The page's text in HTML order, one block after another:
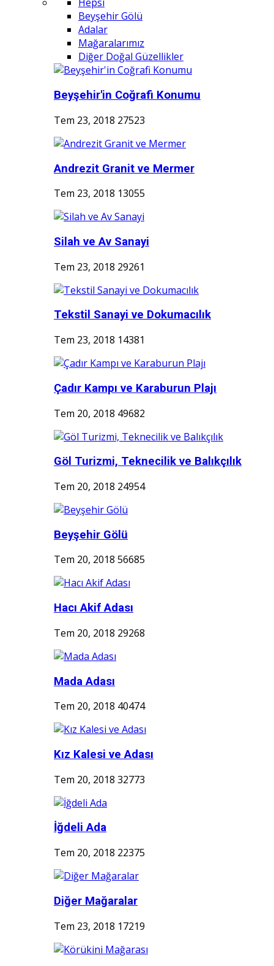
Beyşehir Gölü
Adalar
Mağaralarımız
Diğer Doğal Güzellikler
Beyşehir'in Coğrafi Konumu
Tem 23, 2018 27523
Andrezit Granit ve Mermer
Tem 23, 2018 13055
Silah ve Av Sanayi
Tem 23, 2018 29261
Tekstil Sanayi ve Dokumacılık
Tem 23, 2018 14381
Çadır Kampı ve Karaburun Plajı
Tem 20, 2018 49682
Göl Turizmi, Teknecilik ve Balıkçılık
Tem 20, 2018 24954
Beyşehir Gölü
Tem 20, 2018 56685
Hacı Akif Adası
Tem 20, 2018 29268
Mada Adası
Tem 20, 2018 40474
Kız Kalesi ve Adası
Tem 20, 2018 32773
İğdeli Ada
Tem 20, 2018 22375
Diğer Mağaralar
Tem 23, 2018 17219